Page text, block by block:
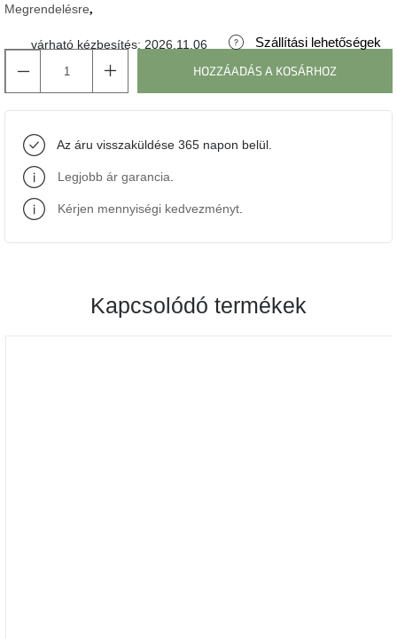
line
Tenzo
Ame
Yens
Szezonális
Megrendelésre
várható kézbesítés: 2026.11.06
Szállítási lehetőségek
HOZZÁADÁS A KOSÁRHOZ
Az áru visszaküldése 365 napon belül.
Legjobb ár garancia
Kérjen mennyiségi kedvezményt
Kapcsolódó termékek